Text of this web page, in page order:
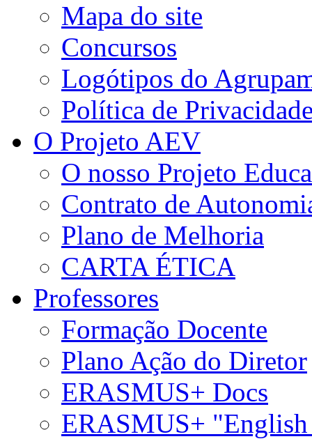
Mapa do site
Concursos
Logótipos do
Política de
O Projeto AEV
O nosso Projeto
Contrato de
Plano de Melhoria
CARTA ÉTICA
Professores
Formação Docente
Plano Ação do Diretor
ERASMUS+ Docs
ERASMUS+